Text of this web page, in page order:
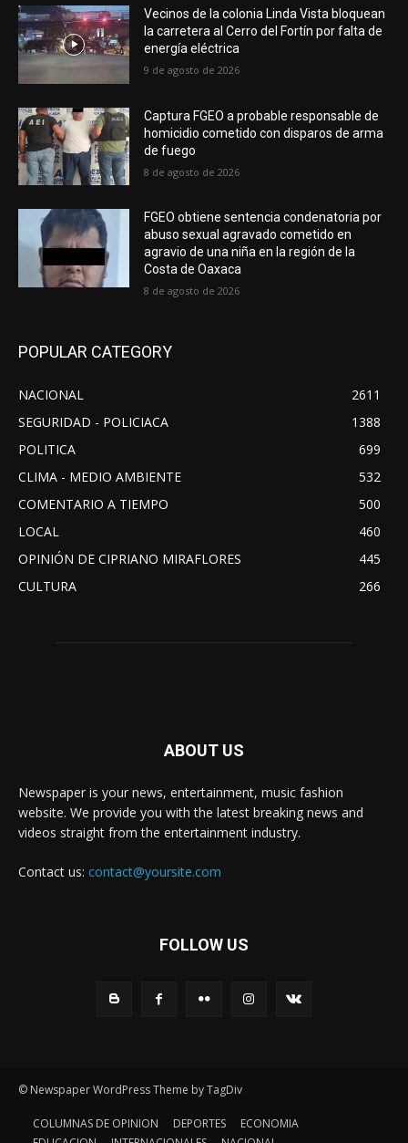
Vecinos de la colonia Linda Vista bloquean
la carretera al Cerro del Fortín por falta de
energía eléctrica
9 de agosto de 2026
Captura FGEO a probable responsable de
homicidio cometido con disparos de arma
de fuego
8 de agosto de 2026
FGEO obtiene sentencia condenatoria por
abuso sexual agravado cometido en
agravio de una niña en la región de la
Costa de Oaxaca
8 de agosto de 2026
POPULAR CATEGORY
NACIONAL
2611
SEGURIDAD - POLICIACA
1388
POLITICA
699
CLIMA - MEDIO AMBIENTE
532
COMENTARIO A TIEMPO
500
LOCAL
460
OPINIÓN DE CIPRIANO MIRAFLORES
445
CULTURA
266
ABOUT US
Newspaper is your news, entertainment, music fashion
website. We provide you with the latest breaking news and
videos straight from the entertainment industry.
Contact us: contact@yoursite.com
FOLLOW US
© Newspaper WordPress Theme by TagDiv
COLUMNAS DE OPINION DEPORTES
ECONOMIA